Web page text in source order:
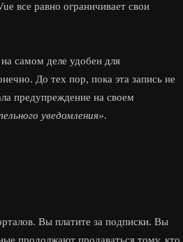
все равно ограничивает свои
самом деле удобен для
До тех пор, пока эта запись не
предупреждение на своем
уведомления».
Вы платите за подписки. Вы